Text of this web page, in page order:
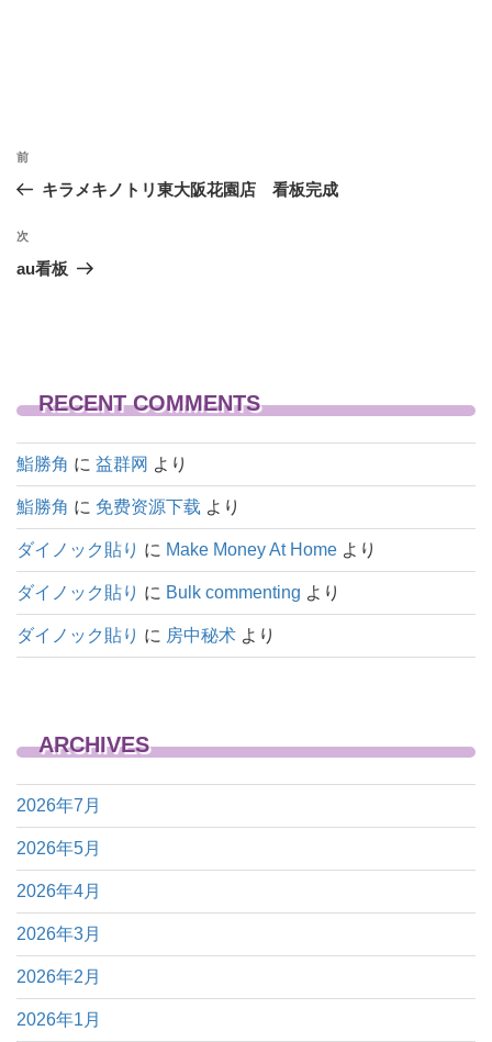
投
稿
ナ
ビ
ョ
ン
前
の
稿
前
キラメキノトリ東大阪花園店 看板完成
次
の
次
au看板
RECENT COMMENTS
鮨勝角 に 益群网 より
鮨勝角 に 免费资源下载 より
ダイノック貼り に Make Money At Home より
ダイノック貼り に Bulk commenting より
ダイノック貼り に 房中秘术 より
ARCHIVES
2026年7月
2026年5月
2026年4月
2026年3月
2026年2月
2026年1月